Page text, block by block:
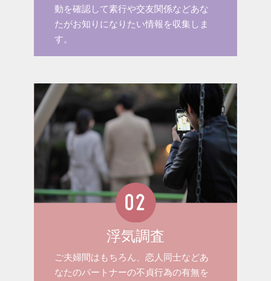
動を確認して素行や交友関係などあな
たがお知りになりたい情報を収集しま
す。
浮気調査
ご夫婦間はもちろん、恋人同士などあ
なたのパートナーの不貞行為の有無を